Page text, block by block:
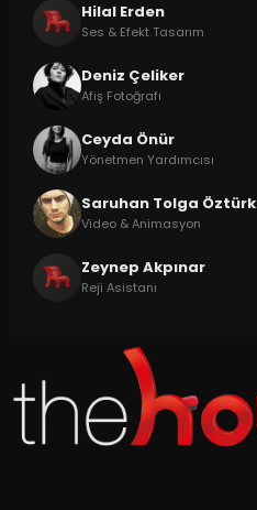
Hilal Erden
Ses & Efekt Tasarım
Deniz Çeliker
Afiş Fotoğrafı
Ceyda Önür
Yönetmen Yardımcısı
Saruhan Tolga Öztürk
Video & Animasyon
Zeynep Akpınar
Reji Asistanı